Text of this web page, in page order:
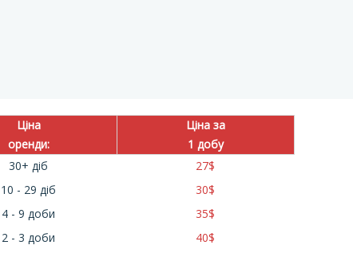
Ціна
оренди:
Ціна за
1 добу
30+ діб
27$
10 - 29 діб
30$
4 - 9 доби
35$
2 - 3 доби
40$